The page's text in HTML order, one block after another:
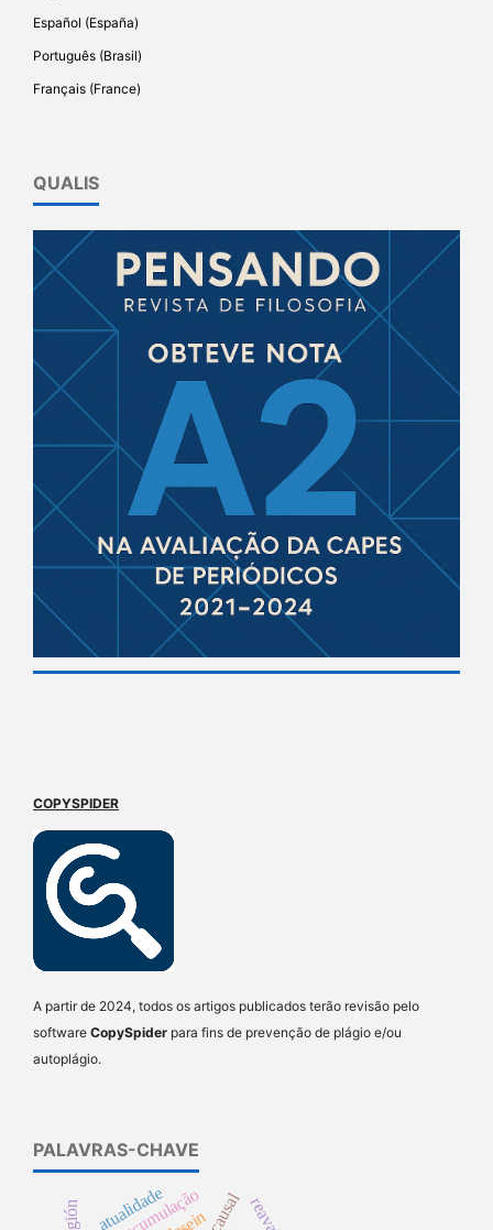
Español (España)
Português (Brasil)
Français (France)
QUALIS
COPYSPIDER
A partir de 2024, todos os artigos publicados terão revisão pelo
software CopySpider para fins de prevenção de plágio e/ou
autoplágio.
PALAVRAS-CHAVE
atualidade